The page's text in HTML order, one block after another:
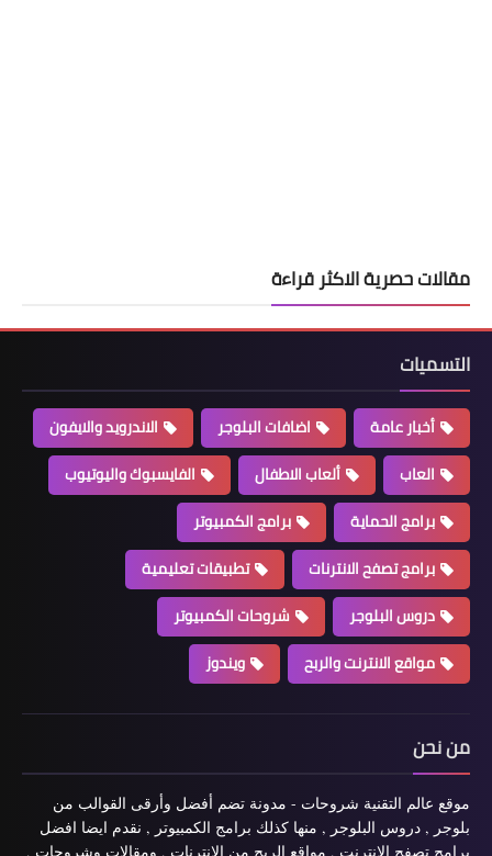
مقالات حصرية الاكثر قراءة
التسميات
أخبار عامة اضافات البلوجر
الاندرويد والايفون
العاب
ألعاب الاطفال
الفايسبوك واليوتيوب
برامج الحماية
برامج الكمبيوتر
برامج تصفح الانترنات
تطبيقات تعليمية
دروس البلوجر
شروحات الكمبيوتر
مواقع الانترنت والربح
ويندوز
من نحن
موقع عالم التقنية شروحات - مدونة تضم أفضل وأرقى القوالب من
بلوجر , دروس البلوجر , منها كذلك برامج الكمبيوتر , نقدم ايضا افضل
برامج تصفح الانترنت , مواقع الربح من الانترنات , ومقالات وشروحات ,